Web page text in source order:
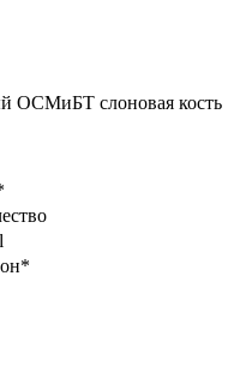
ОСМиБТ слоновая кость
*